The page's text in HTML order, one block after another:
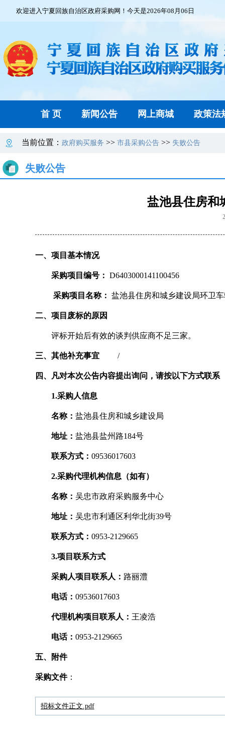
欢迎进入宁夏回族自治区政府采购网！今天是2026年08月06日
首 页 新闻公告 网上商城 政策法
当前位置： 政府购买服务 >> 市县采购公告 >> 失败公告
失败公告
盐池县住房和
一、项目基本情况
采购项目编号： D6403000141100456
采购项目名称： 盐池县住房和城乡建设局环卫
二、项目废标的原因
评标开始后有效的谈判供应商不足三家。
三、其他补充事宜/
四、凡对本次公告内容提出询问，请按以下方式联系
1.采购人信息
名称： 盐池县住房和城乡建设局
地址： 盐池县盐州路184号
联系方式： 09536017603
2.采购代理机构信息（如有）
名称： 吴忠市政府采购服务中心
地址： 吴忠市利通区利华北街39号
联系方式： 0953-2129665
3.项目联系方式
采购人项目联系人： 路丽澧
电话： 09536017603
代理机构项目联系人： 王凌浩
电话： 0953-2129665
五、附件
采购文件：
招标文件正文.pdf